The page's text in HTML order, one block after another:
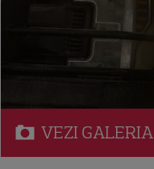
VEZI GALERIA